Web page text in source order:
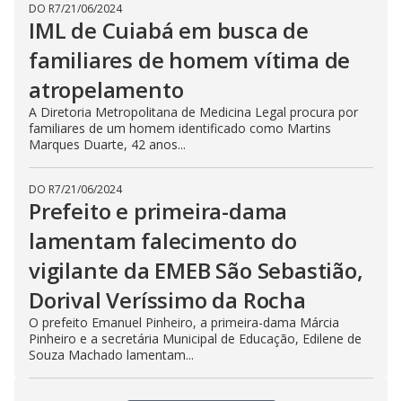
DO R7/21/06/2024
IML de Cuiabá em busca de
familiares de homem vítima de
atropelamento
A Diretoria Metropolitana de Medicina Legal procura por
familiares de um homem identificado como Martins
Marques Duarte, 42 anos...
DO R7/21/06/2024
Prefeito e primeira-dama
lamentam falecimento do
vigilante da EMEB São Sebastião,
Dorival Veríssimo da Rocha
O prefeito Emanuel Pinheiro, a primeira-dama Márcia
Pinheiro e a secretária Municipal de Educação, Edilene de
Souza Machado lamentam...